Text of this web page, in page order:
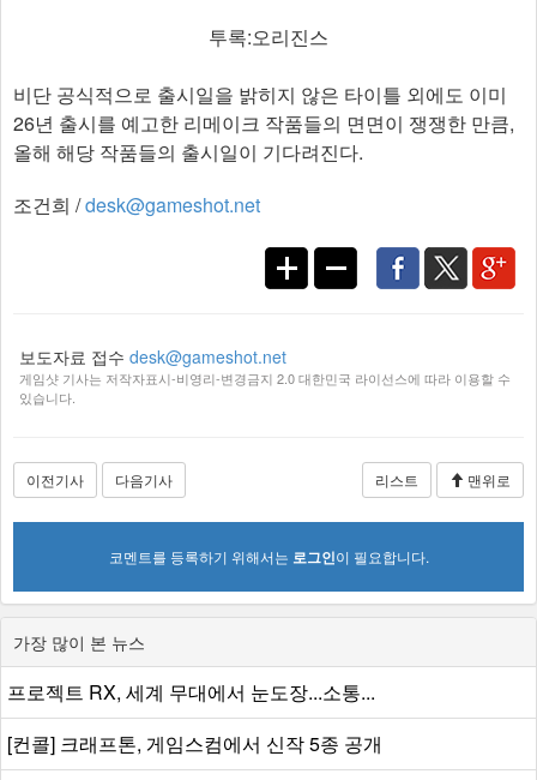
투록:오리진스
비단 공식적으로 출시일을 밝히지 않은 타이틀 외에도 이미
26년 출시를 예고한 리메이크 작품들의 면면이 쟁쟁한 만큼,
올해 해당 작품들의 출시일이 기다려진다.​
조건희 /desk@gameshot.net
보도자료 접수 desk@gameshot.net
게임샷 기사는 저작자표시-비영리-변경금지 2.0 대한민국 라이선스에 따라 이용할 수
있습니다.
이전기사 다음기사 리스트 맨위로
코멘트를 등록하기 위해서는 로그인이 필요합니다.
가장 많이 본 뉴스
프로젝트 RX, 세계 무대에서 눈도장...소통...
[컨콜] 크래프톤, 게임스컴에서 신작 5종 공개